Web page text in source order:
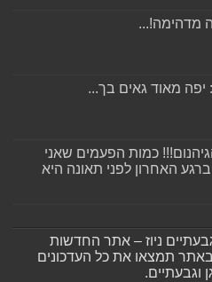
מדהימה!...
יפה מאוד גאים בך...
כמות הפעמים שאני
האחרון לפני תאונה היא
ניוז – אתר החדשות
תמצאו את כל העדכונים
וגבעתיים.